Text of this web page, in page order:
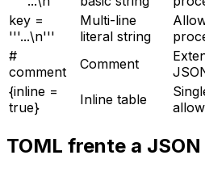
key =
'''...\n'''
Multi-line
literal string
#
comment
Comment
{inline =
true}
Inline table
TOML frente a